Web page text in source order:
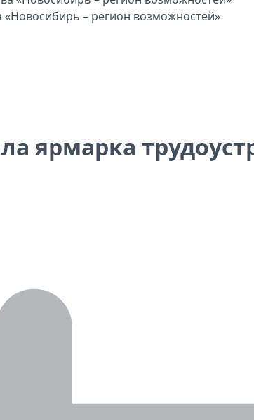
«Новосибирь – регион возможностей»
ярмарка